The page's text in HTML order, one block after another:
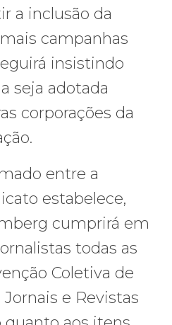
a inclusão da
campanhas
insistindo
seja adotada
corporações da
entre a
estabelece,
cumprirá em
todas as
Coletiva de
Jornais e Revistas